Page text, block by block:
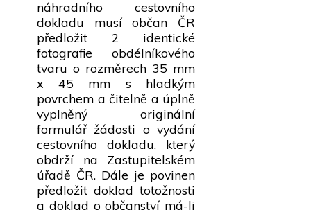
náhradního cestovního
dokladu musí občan ČR
předložit 2 identické
fotografie obdélníkového
tvaru o rozměrech 35 mm
x 45 mm s hladkým
povrchem a čitelně a úplně
vyplněný originální
formulář žádosti o vydání
cestovního dokladu, který
obdrží na Zastupitelském
úřadě ČR. Dále je povinen
předložit doklad totožnosti
a doklad o občanství má-li